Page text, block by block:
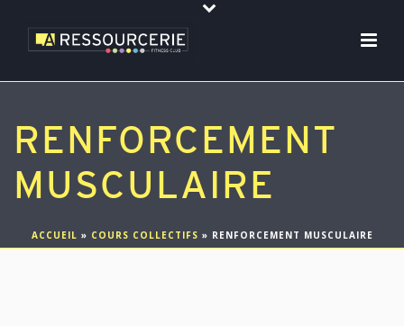
RENFORCEMENT
MUSCULAIRE
ACCUEIL » COURS COLLECTIFS » RENFORCEMENT MUSCULAIRE